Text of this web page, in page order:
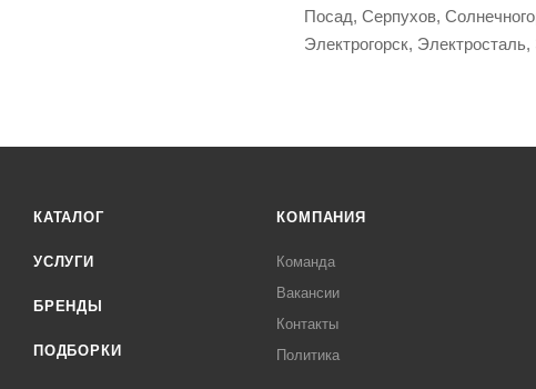
Посад, Серпухов,
Электрогорск,
КАТАЛОГ
УСЛУГИ
БРЕНДЫ
ПОДБОРКИ
КОМПАНИЯ
Команда
Вакансии
Контакты
Политика